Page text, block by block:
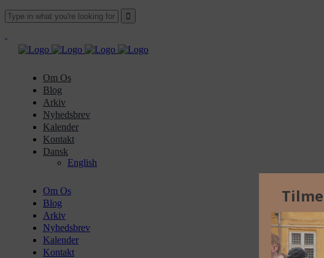
Om Os
Blog
Arkiv
Nyhedsbrev
Kalender
Kontakt
Dansk
English
Om Os
Blog
Arkiv
Nyhedsbrev
Kalender
Kontakt